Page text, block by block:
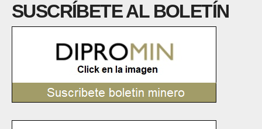
SUSCRÍBETE AL BOLETÍN